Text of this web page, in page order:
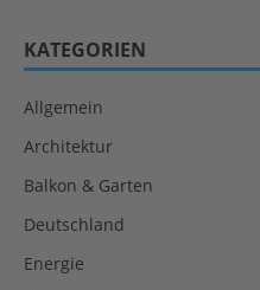
KATEGORIEN
Allgemein
Architektur
Balkon & Garten
Deutschland
Energie